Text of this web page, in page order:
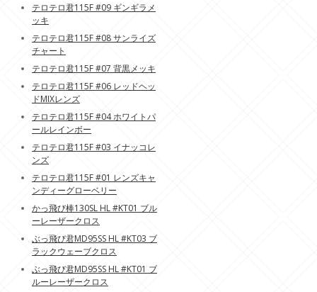
テロテロ君115F #09 ギンギラメ
ッキ
テロテロ君115F #08 サンライズ
チャート
テロテロ君115F #07 背黒メッキ
テロテロ君115F #06 レッドヘッ
ドMIXレンズ
テロテロ君115F #04 ホワイトパ
ールレインボー
テロテロ君115F #03 イナッコレ
ンズ
テロテロ君115F #01 レンズキャ
ンディーグローベリー
かっ飛び棒130SL HL #KT01 ブル
ーレーザークロス
ぶっ飛び君MD95SS HL #KT03 ブ
ラックウェーブクロス
ぶっ飛び君MD95SS HL #KT01 ブ
ルーレーザークロス